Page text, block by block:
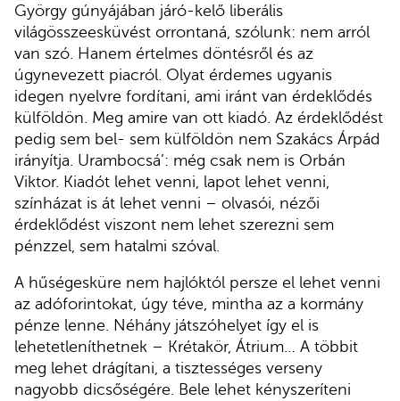
György gúnyájában járó-kelő liberális
világösszeesküvést orrontaná, szólunk: nem arról
van szó. Hanem értelmes döntésről és az
úgynevezett piacról. Olyat érdemes ugyanis
idegen nyelvre fordítani, ami iránt van érdeklődés
külföldön. Meg amire van ott kiadó. Az érdeklődést
pedig sem bel- sem külföldön nem Szakács Árpád
irányítja. Urambocsá’: még csak nem is Orbán
Viktor. Kiadót lehet venni, lapot lehet venni,
színházat is át lehet venni – olvasói, nézői
érdeklődést viszont nem lehet szerezni sem
pénzzel, sem hatalmi szóval.
A hűségesküre nem hajlóktól persze el lehet venni
az adóforintokat, úgy téve, mintha az a kormány
pénze lenne. Néhány játszóhelyet így el is
lehetetleníthetnek – Krétakör, Átrium… A többit
meg lehet drágítani, a tisztességes verseny
nagyobb dicsőségére. Bele lehet kényszeríteni